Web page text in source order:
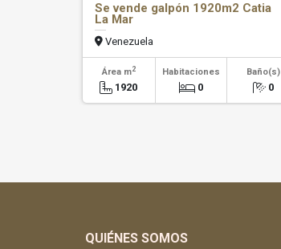
Se vende galpón 1920m2 Catia
La Mar
Venezuela
Área m2
1920
Habitaciones
0
Baño(s)
0
QUIÉNES SOMOS